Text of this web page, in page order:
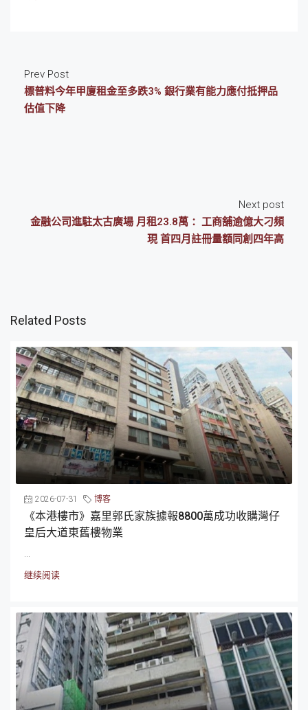
Prev Post
標普料今年甲廈租金至多跌3% 銀行業有能力應付抵押品
估值下降
Next post
金融公司進駐太古廣場 月租23.8萬 ：工商舖逾億大刁頻
現 首四月註冊量額同創四年高
Related Posts
2026-07-31 博客
《本港樓市》嘉里郭氏家族據報8800萬成功收購灣仔
皇后大道東舊樓物業
继续阅读